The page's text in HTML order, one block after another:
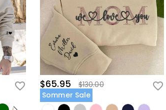
$65.95
$130.00
Sommer Sale